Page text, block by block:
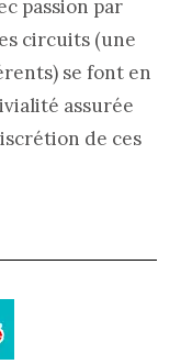
passion par
circuits (une
se font en
assurée
de ces